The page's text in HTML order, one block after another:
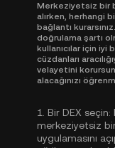
Merkeziyetsiz bir
alırken, herhangi
bağlantı
doğrulama şartı
kullanıcılar için
cüzdanları
velayetini
alacağınızı
1. Bir DEX seçin:
merkeziyetsiz
uygulamasını